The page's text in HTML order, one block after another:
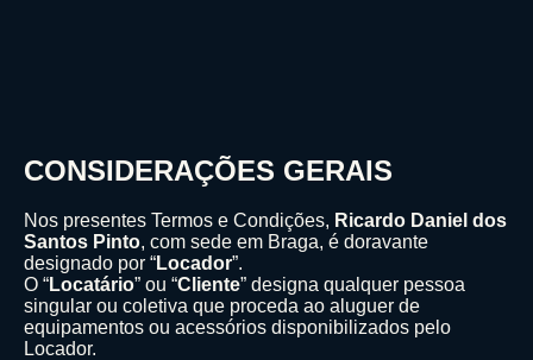
CONSIDERAÇÕES GERAIS
Nos presentes Termos e Condições, Ricardo Daniel dos
Santos Pinto, com sede em Braga, é doravante
designado por “Locador”.
O “Locatário” ou “Cliente” designa qualquer pessoa
singular ou coletiva que proceda ao aluguer de
equipamentos ou acessórios disponibilizados pelo
Locador.